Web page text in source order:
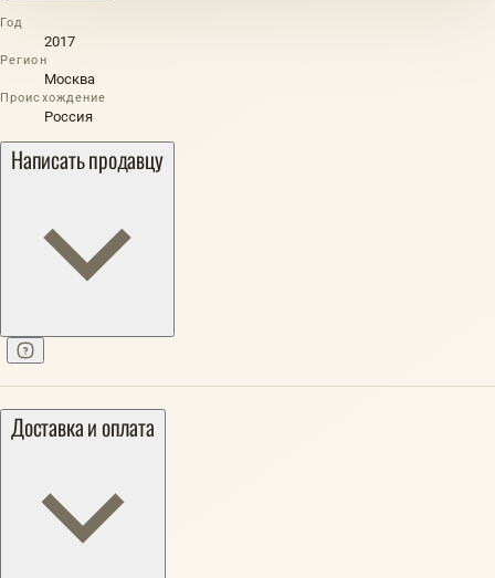
Год
2017
Регион
Москва
Происхождение
Россия
Написать продавцу
Доставка и оплата